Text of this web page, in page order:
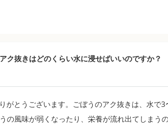
ク抜きはどのくらい水に浸せばいいのですか？
がとうございます。ごぼうのアク抜きは、水で
の風味が弱くなったり、栄養が流れ出てしまう